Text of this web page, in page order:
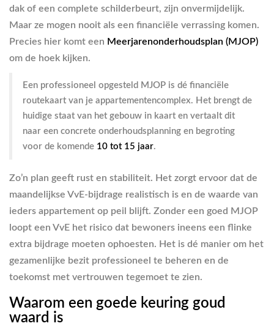
dak of een complete schilderbeurt, zijn onvermijdelijk.
Maar ze mogen nooit als een financiële verrassing komen.
Precies hier komt een Meerjarenonderhoudsplan (MJOP)
om de hoek kijken.
Een professioneel opgesteld MJOP is dé financiële
routekaart van je appartementencomplex. Het brengt de
huidige staat van het gebouw in kaart en vertaalt dit
naar een concrete onderhoudsplanning en begroting
voor de komende 10 tot 15 jaar.
Zo’n plan geeft rust en stabiliteit. Het zorgt ervoor dat de
maandelijkse VvE-bijdrage realistisch is en de waarde van
ieders appartement op peil blijft. Zonder een goed MJOP
loopt een VvE het risico dat bewoners ineens een flinke
extra bijdrage moeten ophoesten. Het is dé manier om het
gezamenlijke bezit professioneel te beheren en de
toekomst met vertrouwen tegemoet te zien.
Waarom een goede keuring goud
waard is